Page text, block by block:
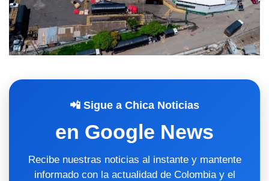
📲 Sigue a Chica Noticias
en Google News
Recibe nuestras noticias al instante y mantente
informado con la actualidad de Colombia y el